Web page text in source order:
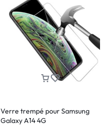
Verre trempé pour Samsung
Galaxy A14 4G